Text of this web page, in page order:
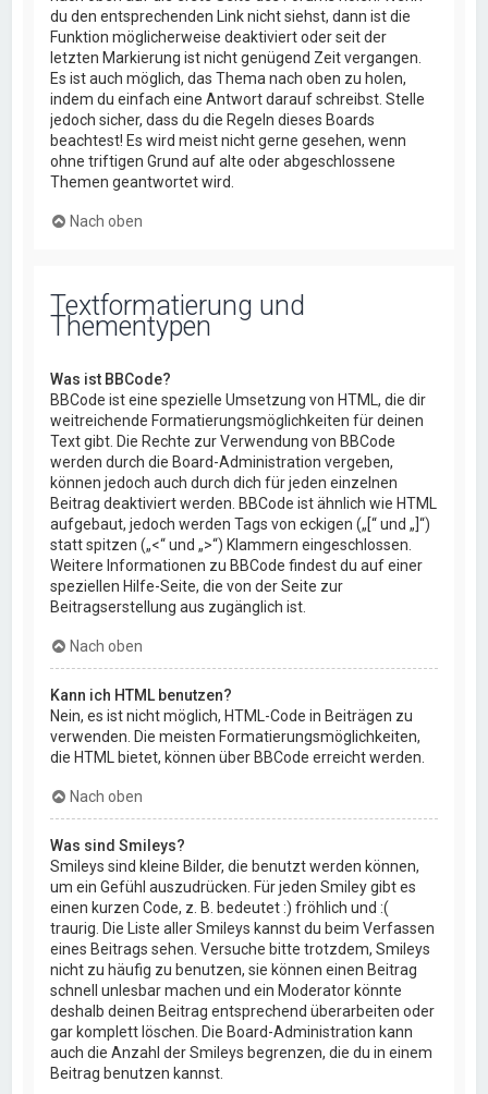
du den entsprechenden Link nicht siehst, dann ist die
Funktion möglicherweise deaktiviert oder seit der
letzten Markierung ist nicht genügend Zeit vergangen.
Es ist auch möglich, das Thema nach oben zu holen,
indem du einfach eine Antwort darauf schreibst. Stelle
jedoch sicher, dass du die Regeln dieses Boards
beachtest! Es wird meist nicht gerne gesehen, wenn
ohne triftigen Grund auf alte oder abgeschlossene
Themen geantwortet wird.
Nach oben
Textformatierung und
Thementypen
Was ist BBCode?
BBCode ist eine spezielle Umsetzung von HTML, die dir
weitreichende Formatierungsmöglichkeiten für deinen
Text gibt. Die Rechte zur Verwendung von BBCode
werden durch die Board-Administration vergeben,
können jedoch auch durch dich für jeden einzelnen
Beitrag deaktiviert werden. BBCode ist ähnlich wie HTML
aufgebaut, jedoch werden Tags von eckigen („[“ und „]“)
statt spitzen („<“ und „>“) Klammern eingeschlossen.
Weitere Informationen zu BBCode findest du auf einer
speziellen Hilfe-Seite, die von der Seite zur
Beitragserstellung aus zugänglich ist.
Nach oben
Kann ich HTML benutzen?
Nein, es ist nicht möglich, HTML-Code in Beiträgen zu
verwenden. Die meisten Formatierungsmöglichkeiten,
die HTML bietet, können über BBCode erreicht werden.
Nach oben
Was sind Smileys?
Smileys sind kleine Bilder, die benutzt werden können,
um ein Gefühl auszudrücken. Für jeden Smiley gibt es
einen kurzen Code, z. B. bedeutet :) fröhlich und :(
traurig. Die Liste aller Smileys kannst du beim Verfassen
eines Beitrags sehen. Versuche bitte trotzdem, Smileys
nicht zu häufig zu benutzen, sie können einen Beitrag
schnell unlesbar machen und ein Moderator könnte
deshalb deinen Beitrag entsprechend überarbeiten oder
gar komplett löschen. Die Board-Administration kann
auch die Anzahl der Smileys begrenzen, die du in einem
Beitrag benutzen kannst.